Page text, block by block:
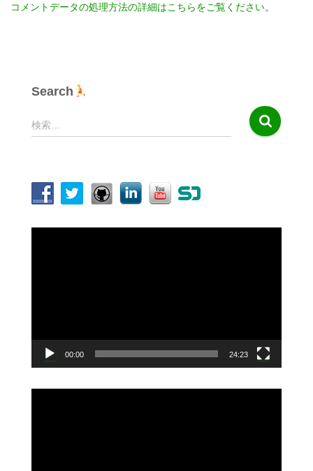
コメントデータの処理方法の詳細はこちらをご覧ください。
Search
検
索
検索…
00:00 24:23